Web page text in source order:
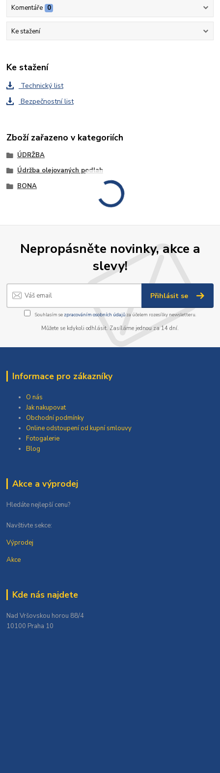
Komentáře 0
Ke stažení
Ke stažení
Technický list
Bezpečnostní list
Zboží zařazeno v kategoriích
ÚDRŽBA
Údržba olejovaných podlah
BONA
Nepropásněte novinky, akce a
slevy!
Přihlásit se
Souhlasím se zpracováním osobních údajůza účelem rozesílky newsletteru.
Můžete se kdykoli odhlásit. Zasíláme jednou za 14 dní.
Informace pro zákazníky
O nás
Jak nakupovat
Obchodní podmínky
Online odstoupení od kupní smlouvy
Fotogalerie
Blog
Akce a výprodej
Hledáte nejlepší cenu?
Navštivte sekce:
Výprodej
Akce
Kde nás najdete
Nad Vršovskou horou 88/4
10100 Praha 10